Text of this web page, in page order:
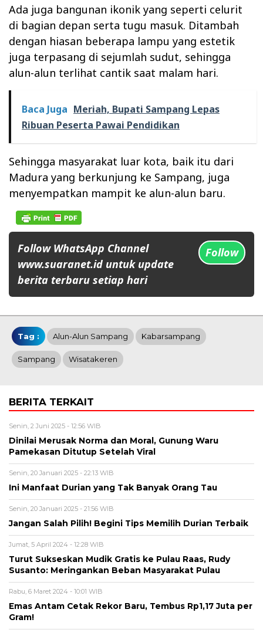
Ada juga bangunan ikonik yang seperti celurit
di bagian depan serta tugu masuk. Ditambah
dengan hiasan beberapa lampu yang estetik
juga terpasang di sejumlah sudut, sehingga
alun-alun terlihat cantik saat malam hari.
Baca Juga Meriah, Bupati Sampang Lepas
Ribuan Peserta Pawai Pendidikan
Sehingga masyarakat luar kota, baik itu dari
Madura yang berkunjung ke Sampang, juga
menyempatkan mampit ke alun-alun baru.
Follow WhatsApp Channel
www.suaranet.id untuk update
berita terbaru setiap hari
Follow
Tag : Alun-Alun Sampang Kabarsampang
Sampang Wisatakeren
BERITA TERKAIT
Senin, 2 Juni 2025 - 12:56 WIB
Dinilai Merusak Norma dan Moral, Gunung Waru
Pamekasan Ditutup Setelah Viral
Senin, 20 Januari 2025 - 22:13 WIB
Ini Manfaat Durian yang Tak Banyak Orang Tau
Senin, 20 Januari 2025 - 21:56 WIB
Jangan Salah Pilih! Begini Tips Memilih Durian Terbaik
Jumat, 5 April 2024 - 12:28 WIB
Turut Sukseskan Mudik Gratis ke Pulau Raas, Rudy
Susanto: Meringankan Beban Masyarakat Pulau
Rabu, 6 Maret 2024 - 10:01 WIB
Emas Antam Cetak Rekor Baru, Tembus Rp1,17 Juta per
Gram!